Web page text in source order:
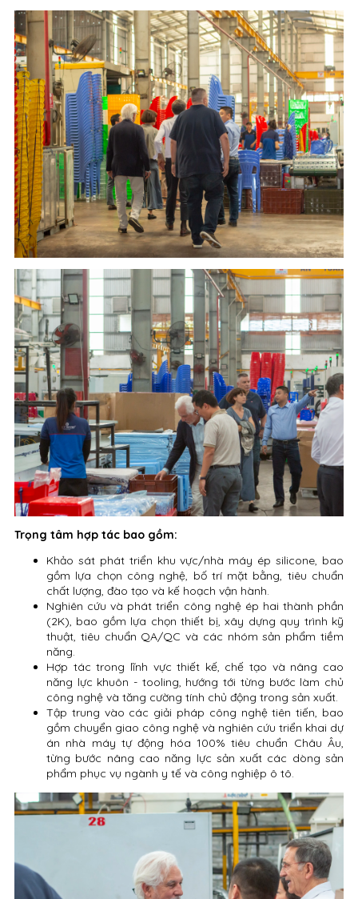
Trọng tâm hợp tác bao gồm:
Khảo sát phát triển khu vực/nhà máy ép silicone, bao
gồm lựa chọn công nghệ, bố trí mặt bằng, tiêu chuẩn
chất lượng, đào tạo và kế hoạch vận hành.
Nghiên cứu và phát triển công nghệ ép hai thành phần
(2K), bao gồm lựa chọn thiết bị, xây dựng quy trình kỹ
thuật, tiêu chuẩn QA/QC và các nhóm sản phẩm tiềm
năng.
Hợp tác trong lĩnh vực thiết kế, chế tạo và nâng cao
năng lực khuôn - tooling, hướng tới từng bước làm chủ
công nghệ và tăng cường tính chủ động trong sản xuất.
Tập trung vào các giải pháp công nghệ tiên tiến, bao
gồm chuyển giao công nghệ và nghiên cứu triển khai dự
án nhà máy tự động hóa 100% tiêu chuẩn Châu Âu,
từng bước nâng cao năng lực sản xuất các dòng sản
phẩm phục vụ ngành y tế và công nghiệp ô tô.